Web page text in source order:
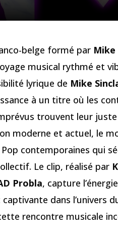
belge formé par Mike
musical rythmé et
lyrique de Mike
à un titre où les
trouvent leur juste
moderne et actuel, le
contemporaines qui
Le clip, réalisé par
Probla, capture
dans l’univers
rencontre musicale